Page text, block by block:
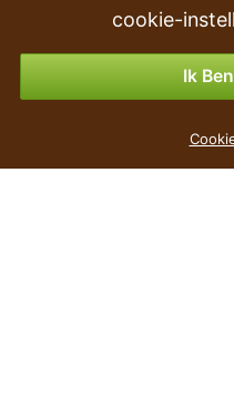
Retourneren &
cookie-
Ik